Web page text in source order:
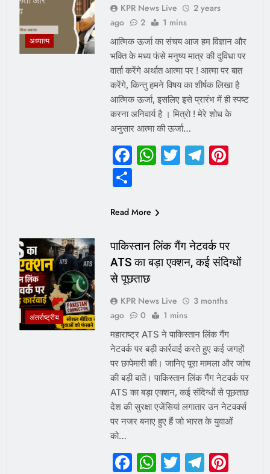
अध्यात्म
KPR News Live
2 years
ago
2 1 mins
आत्मिक ऊर्जा का संचय आज हम विज्ञान और
भक्ति के मध्य फंसे मनुष्य मात्र की दुविधा पर
वार्ता करेंगे अर्थात आत्मा पर ! आत्मा पर बात
करेंगे, किन्तु हमने विषय का शीर्षक लिखा है
आत्मिक ऊर्जा, इसलिए इसे प्रारंभ में ही स्पष्ट
करना अनिवार्य है । मित्रो ! मेरे शोध के
अनुसार आत्मा की ऊर्जा…
Facebook
WhatsApp
Twitter
Share
Read More
अंतर्राष्ट्रीय
पाकिस्तान लिंक गैंग नेटवर्क पर
ATS का बड़ा एक्शन, कई संदिग्धों
से पूछताछ
KPR News Live
3 months
ago
0 1 mins
महाराष्ट्र ATS ने पाकिस्तान लिंक गैंग
नेटवर्क पर बड़ी कार्रवाई करते हुए कई जगहों
पर छापेमारी की। जानिए पूरा मामला और जांच
की बड़ी बातें। पाकिस्तान लिंक गैंग नेटवर्क पर
ATS का बड़ा एक्शन, कई संदिग्धों से पूछताछ
देश की सुरक्षा एजेंसियां लगातार उन नेटवर्क्स
पर नजर बनाए हुए हैं जो भारत के युवाओं
को…
Facebook
WhatsApp
Twitter